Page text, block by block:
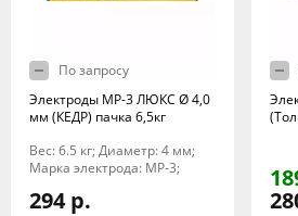
По запросу
Электроды МР-3 ЛЮКС Ø 4,0
мм (КЕДР) пачка 6,5кг
Вес: 6.5 кг; Диаметр: 4 мм;
Марка электрода: МР-3;
294 р.